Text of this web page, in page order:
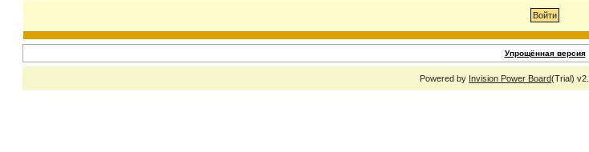
Упрощённая версия
Powered by Invision Power Board(Trial)